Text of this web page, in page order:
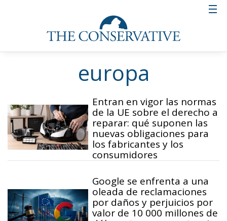
europa
Entran en vigor las normas
de la UE sobre el derecho a
reparar: qué suponen las
nuevas obligaciones para
los fabricantes y los
consumidores
Google se enfrenta a una
oleada de reclamaciones
por daños y perjuicios por
valor de 10 000 millones de